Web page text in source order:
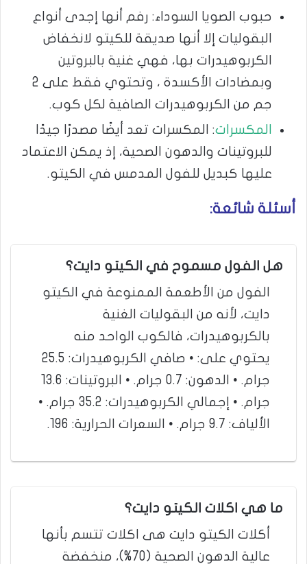
حبوب الصويا السوداء: رفم أنها إجدى أنواع
البقوليات إلا أنها صديقة للكيتو لانخفاض
الكربوهيدرات بها، فهي غنية بالبروتين
وبمضادات الأكسدة ، وتحتوي فقط على 2
جم من الكربوهيدرات الصافية لكل كوب.
المكسرات: المكسرات تعد أيضًا مصدرًا جيدًا
للبروتينات والدهون الصحية، إذ يمكن الاعتماد
عليها كبديل للفول المدمس في الكيتو.
أسئلة شائعة:
هل الفول مسموح في الكيتو دايت؟
الفول من الأطعمة الممنوعة في الكيتو
دايت، لأنه من البقوليات الغنية
بالكربوهيدرات، فالكوب الواحد منه
يحتوي على: • صافي الكربوهيدرات: 25.5
جرام. • الدهون: 0.7 جرام. • البروتينات: 13.6
جرام. • إجمالي الكربوهيدرات: 35.2 جرام. •
الألياف: 9.7 جرام. • السعرات الحرارية: 196.
ما هي اكلات الكيتو دايت؟
أكلات الكيتو دايت هى اكلات تتسم بأنها
عالية الدهون الصحية (70%)، منخفضة